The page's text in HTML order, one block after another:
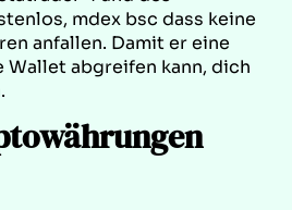
mdex bsc dass keine
anfallen. Damit er eine
abgreifen kann, dich